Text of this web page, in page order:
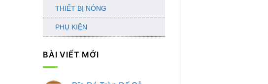
THIẾT BỊ NÓNG
PHỤ KIỆN
BÀI VIẾT MỚI